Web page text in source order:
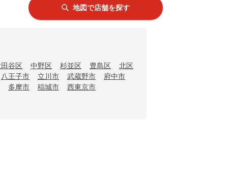
地図で店舗を探す
谷区 中野区 杉並区 豊島区
北区
八王子市
立川市 武蔵野市
府中市
多摩市
稲城市 西東京市